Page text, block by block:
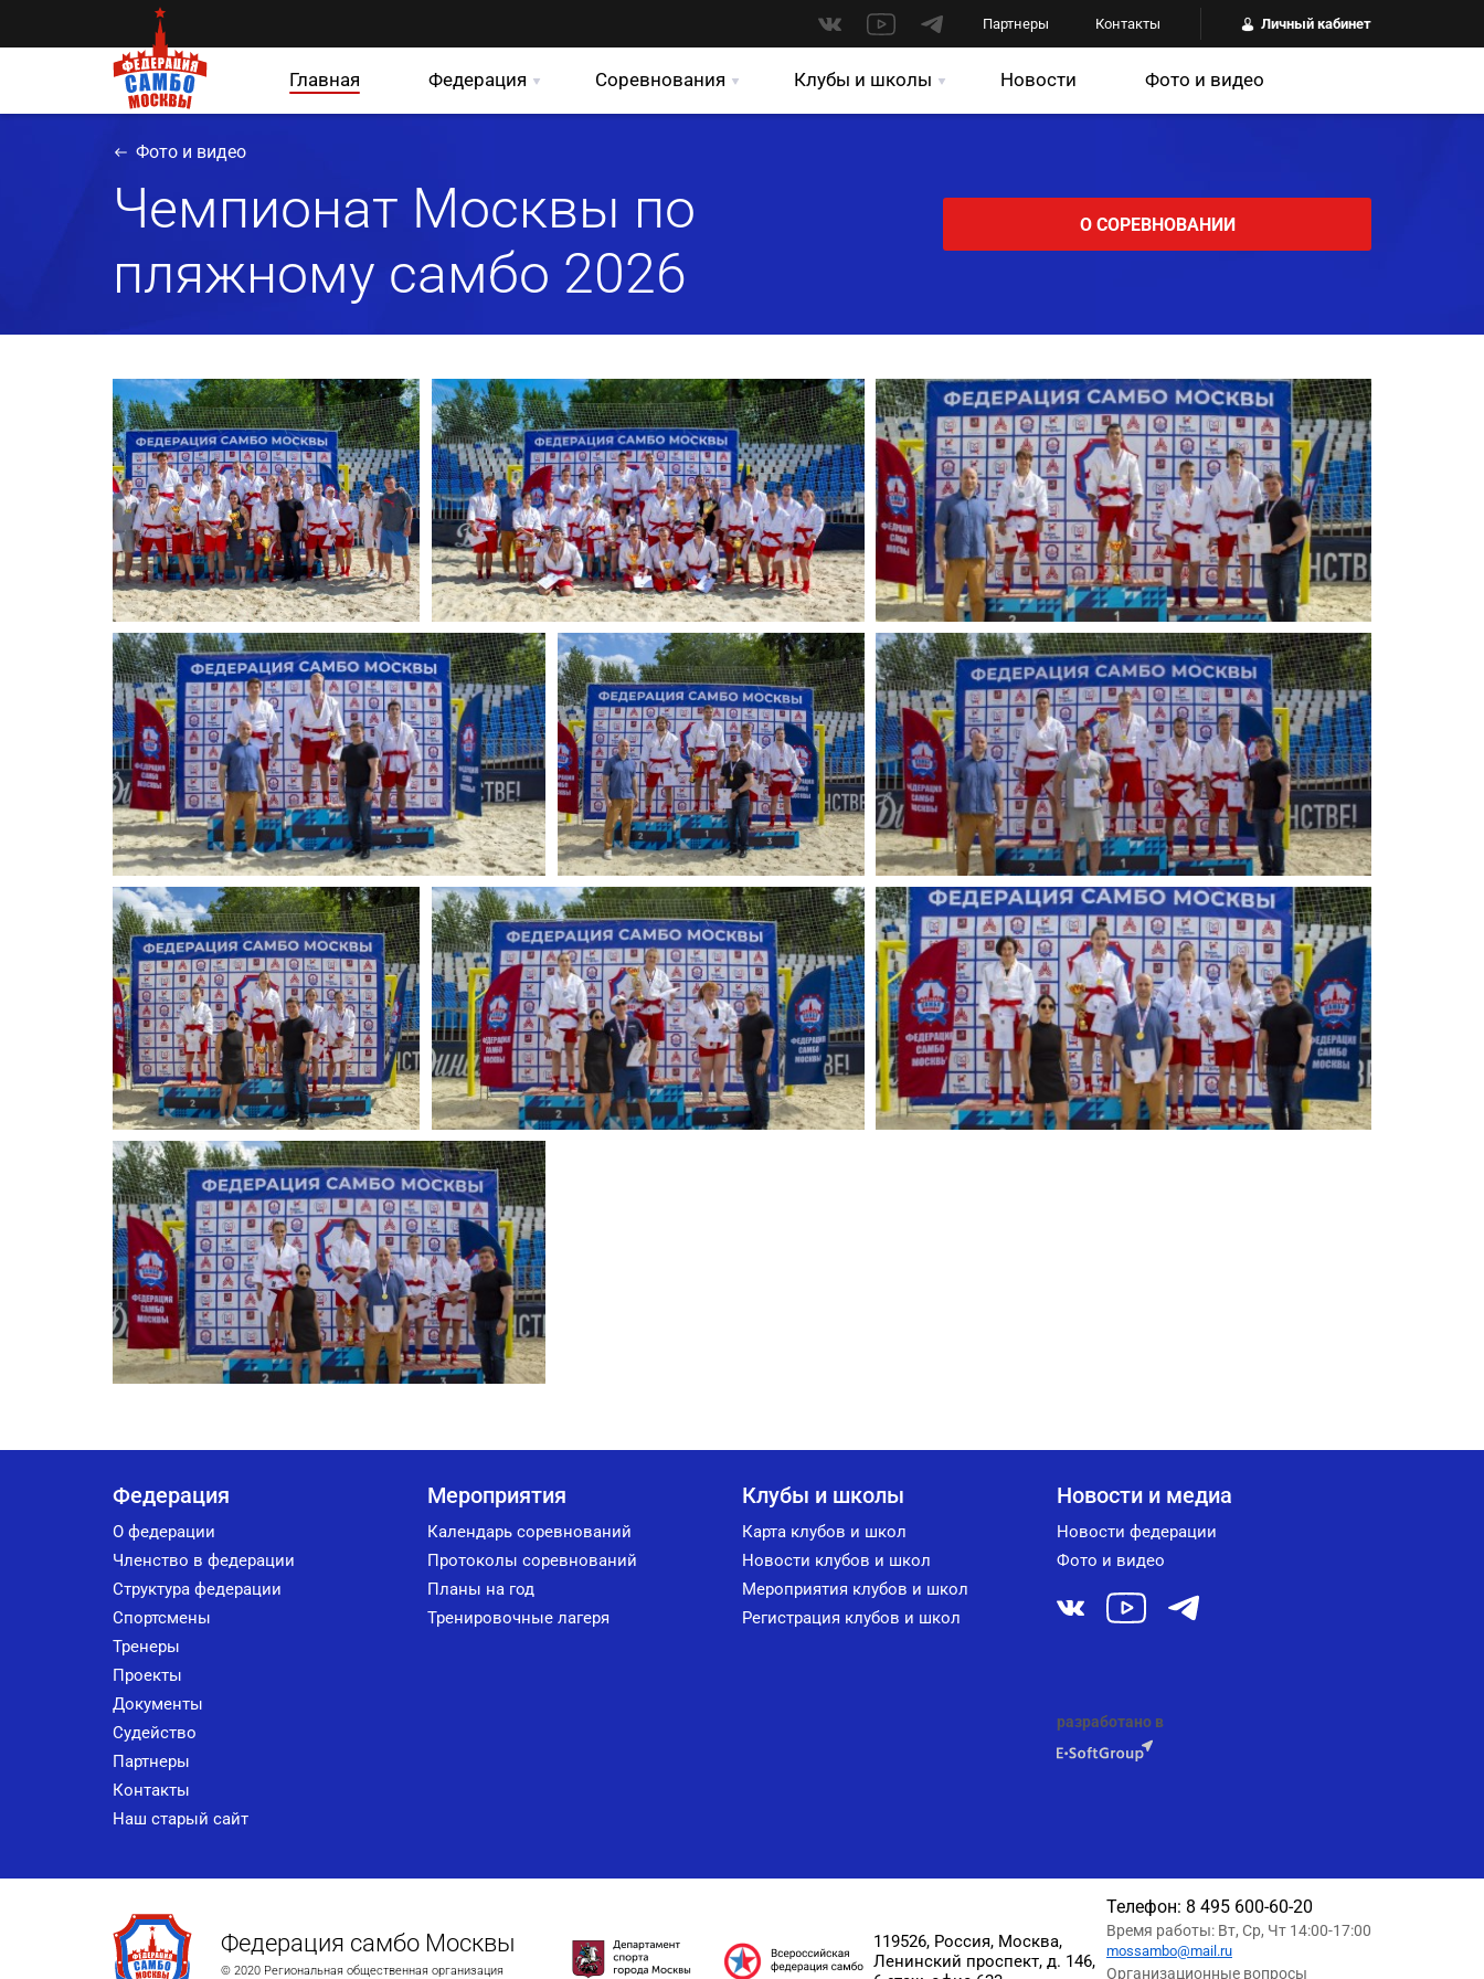
Партнеры Контакты Личный кабинет
Главная Федерация Соревнования Клубы и школы Новости Фото и видео
Фото и видео
Чемпионат Москвы по
пляжному самбо 2026
О СОРЕВНОВАНИИ
Федерация
О федерации
Членство в федерации
Структура федерации
Спортсмены
Тренеры
Проекты
Документы
Судейство
Партнеры
Контакты
Наш старый сайт
Мероприятия
Календарь соревнований
Протоколы соревнований
Планы на год
Тренировочные лагеря
Клубы и школы
Карта клубов и школ
Новости клубов и школ
Мероприятия клубов и школ
Регистрация клубов и школ
Новости и медиа
Новости федерации
Фото и видео
разработано в
Федерация самбо Москвы
© 2020 Региональная общественная организация
119526, Россия, Москва,
Ленинский проспект, д. 146,
Телефон: 8 495 600-60-20
Время работы: Вт, Ср, Чт 14:00-17:00
mossambo@mail.ru
Организационные вопросы